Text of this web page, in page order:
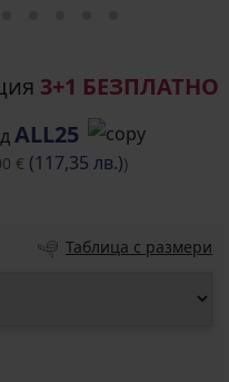
3+1 БЕЗПЛАТНО
ALL25
€ (117,35 лв.))
Таблица с размери